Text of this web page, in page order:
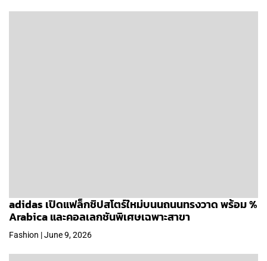
adidas เปิดแฟล็กชิปสโตร์ใหม่บนนถนนทรงวาด พร้อม %
Arabica และคอลเลกชันพิเศษเฉพาะสาขา
Fashion | June 9, 2026